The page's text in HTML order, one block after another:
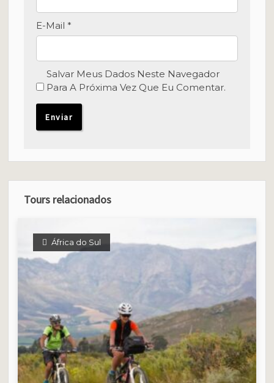
E-Mail *
Salvar Meus Dados Neste Navegador
Para A Próxima Vez Que Eu Comentar.
Tours relacionados
África do Sul